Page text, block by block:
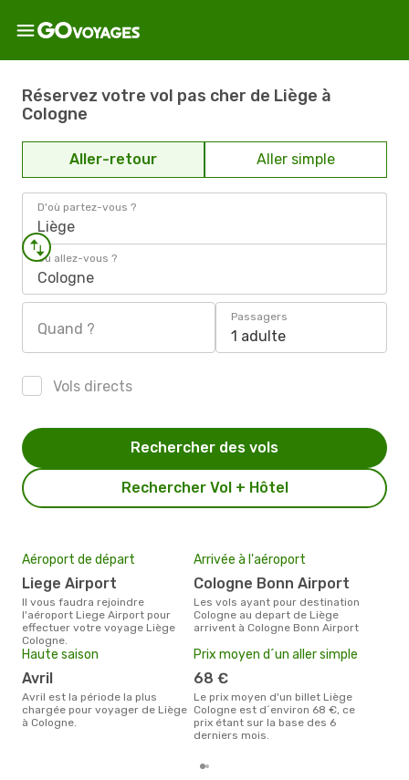
Réservez votre vol pas cher de Liège à
Cologne
Aller-retour Aller simple
D'où partez-vous ?
Liège
Où allez-vous ?
Cologne
Quand ?
Passagers
1 adulte
Vols directs
Rechercher Vol + Hôtel
Rechercher des vols
Aéroport de départ
Liege Airport
Il vous faudra rejoindre
l'aéroport Liege Airport pour
effectuer votre voyage Liège
Cologne.
Arrivée à l'aéroport
Cologne Bonn Airport
Les vols ayant pour destination
Cologne au depart de Liège
arrivent à Cologne Bonn Airport
Haute saison
avril
avril est la période la plus
chargée pour voyager de Liège
à Cologne.
Prix moyen d´un aller simple
68 €
Le prix moyen d'un billet Liège
Cologne est d´environ 68 €, ce
prix étant sur la base des 6
derniers mois.